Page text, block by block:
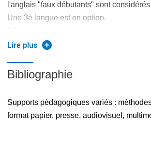
l'anglais "faux débutants" sont
Une 3e langue est en option.
au contrôle continu de la LV2.
Lire plus
Bibliographie
Supports pédagogiques variés :
format papier, presse, audiovisuel,